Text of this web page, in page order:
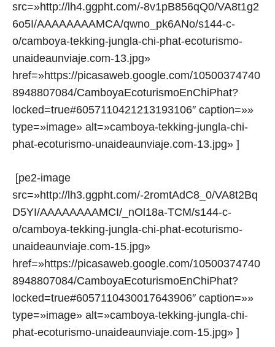
src=»http://lh4.ggpht.com/-8v1pB856qQ0/VA8t1g2
6o5I/AAAAAAAAMCA/qwno_pk6ANo/s144-c-
o/camboya-tekking-jungla-chi-phat-ecoturismo-
unaideaunviaje.com-13.jpg»
href=»https://picasaweb.google.com/10500374740
8948807084/CamboyaEcoturismoEnChiPhat?
locked=true#6057110421213193106″ caption=»»
type=»image» alt=»camboya-tekking-jungla-chi-
phat-ecoturismo-unaideaunviaje.com-13.jpg» ]
[pe2-image
src=»http://lh3.ggpht.com/-2romtAdC8_0/VA8t2Bq
D5YI/AAAAAAAAMCI/_nOl18a-TCM/s144-c-
o/camboya-tekking-jungla-chi-phat-ecoturismo-
unaideaunviaje.com-15.jpg»
href=»https://picasaweb.google.com/10500374740
8948807084/CamboyaEcoturismoEnChiPhat?
locked=true#6057110430017643906″ caption=»»
type=»image» alt=»camboya-tekking-jungla-chi-
phat-ecoturismo-unaideaunviaje.com-15.jpg» ]